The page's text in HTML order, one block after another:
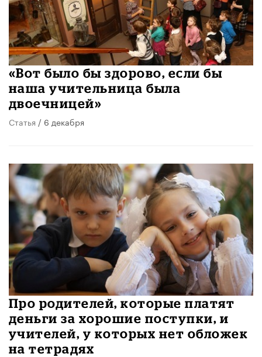
«Вот было бы здорово, если бы
наша учительница была
двоечницей»
Статья / 6 декабря
Про родителей, которые платят
деньги за хорошие поступки, и
учителей, у которых нет обложек
на тетрадях